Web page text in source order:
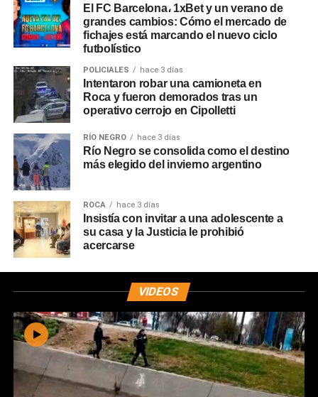
El FC Barcelona، 1xBet y un verano de
grandes cambios: Cómo el mercado de
fichajes está marcando el nuevo ciclo
futbolístico
POLICIALES hace 3 días
Intentaron robar una camioneta en
Roca y fueron demorados tras un
operativo cerrojo en Cipolletti
RÍO NEGRO hace 3 días
Río Negro se consolida como el destino
más elegido del invierno argentino
ROCA hace 3 días
Insistía con invitar a una adolescente a
su casa y la Justicia le prohibió
acercarse
VIDEOS